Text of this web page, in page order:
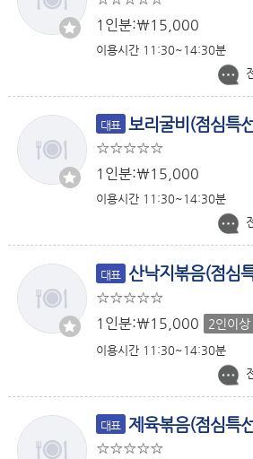
1인분:￦15,000
이용시간 11:30~14:30분
대표 보리굴비(점심특
1인분:￦15,000
이용시간 11:30~14:30분
대표 산낙지볶음(점심
1인분:￦15,000 2인이상
이용시간 11:30~14:30분
대표 제육볶음(점심특